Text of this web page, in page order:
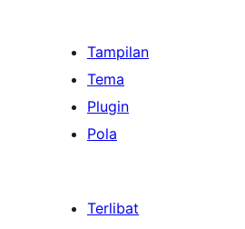
Tampilan
Tema
Plugin
Pola
Terlibat